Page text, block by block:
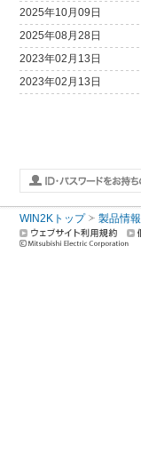
2025年10月09日
2025年08月28日
2023年02月13日
2023年02月13日
WIN2Kトップ 製品情報